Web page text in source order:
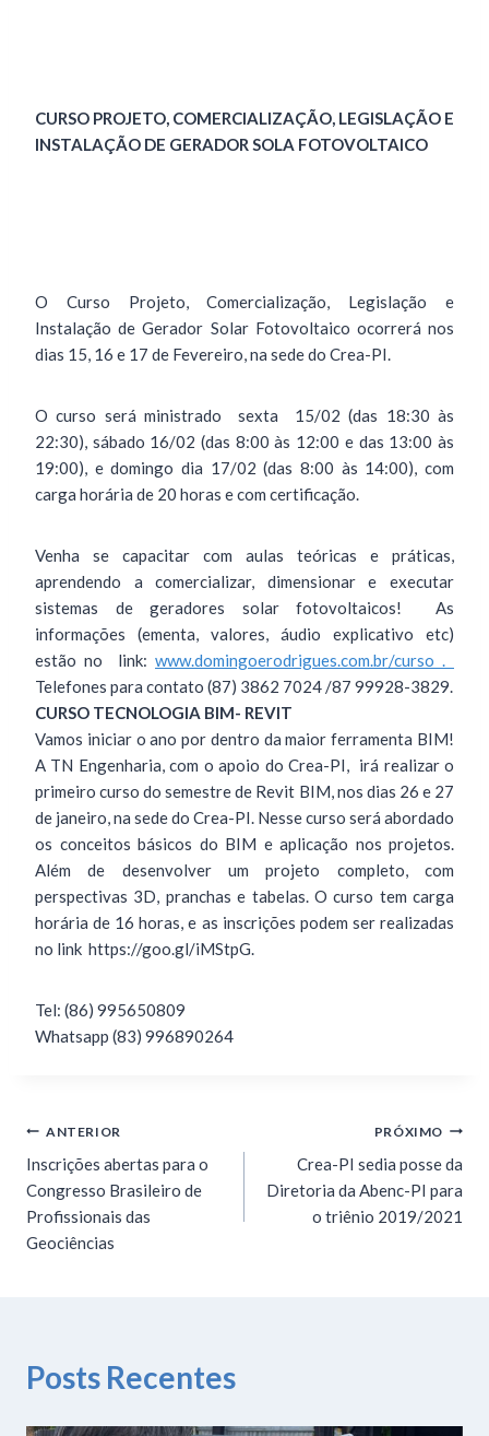
CURSO PROJETO, COMERCIALIZAÇÃO, LEGISLAÇÃO E
INSTALAÇÃO DE GERADOR SOLA FOTOVOLTAICO
O Curso Projeto, Comercialização, Legislação e
Instalação de Gerador Solar Fotovoltaico ocorrerá nos
dias 15, 16 e 17 de Fevereiro, na sede do Crea-PI.
O curso será ministrado sexta 15/02 (das 18:30 às
22:30), sábado 16/02 (das 8:00 às 12:00 e das 13:00 às
19:00), e domingo dia 17/02 (das 8:00 às 14:00), com
carga horária de 20 horas e com certificação.
Venha se capacitar com aulas teóricas e práticas,
aprendendo a comercializar, dimensionar e executar
sistemas de geradores solar fotovoltaicos! As
informações (ementa, valores, áudio explicativo etc)
estão no link: www.domingoerodrigues.com.br/curso .
Telefones para contato (87) 3862 7024 /87 99928-3829.
CURSO TECNOLOGIA BIM- REVIT
Vamos iniciar o ano por dentro da maior ferramenta BIM!
A TN Engenharia, com o apoio do Crea-PI, irá realizar o
primeiro curso do semestre de Revit BIM, nos dias 26 e 27
de janeiro, na sede do Crea-PI. Nesse curso será abordado
os conceitos básicos do BIM e aplicação nos projetos.
Além de desenvolver um projeto completo, com
perspectivas 3D, pranchas e tabelas. O curso tem carga
horária de 16 horas, e as inscrições podem ser realizadas
no link https://goo.gl/iMStpG.
Tel: (86) 995650809
Whatsapp (83) 996890264
ANTERIOR
Inscrições abertas para o
Congresso Brasileiro de
Profissionais das
Geociências
PRÓXIMO
Crea-PI sedia posse da
Diretoria da Abenc-PI para
o triênio 2019/2021
Posts Recentes